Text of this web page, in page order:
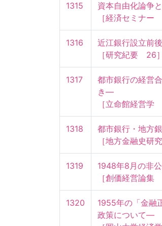
1315
資本自由化論争
［経済セミナー
1316
近江銀行設立前
［研究紀要　26］
1317
都市銀行の経営
き—
［立命館経営学
1318
都市銀行・地方
［地方金融史研
1319
1948年8月の非
［創価経営論集
1320
1955年の「金融
政策について—